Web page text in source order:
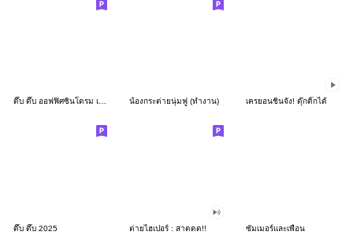
ดึ๊บ ดึ๊บ ออฟฟิศซินโดรม เก้า น้องกระต่ายนุ่มฟู (ทำงาน) เครยอนชินจัง! ดุ๊กดิ๊กได้
ดึ๊บ ดึ๊บ 2025 ต่ายไฮเปอร์ : สาดดด!! ซัมเมอร์และเพื่อน